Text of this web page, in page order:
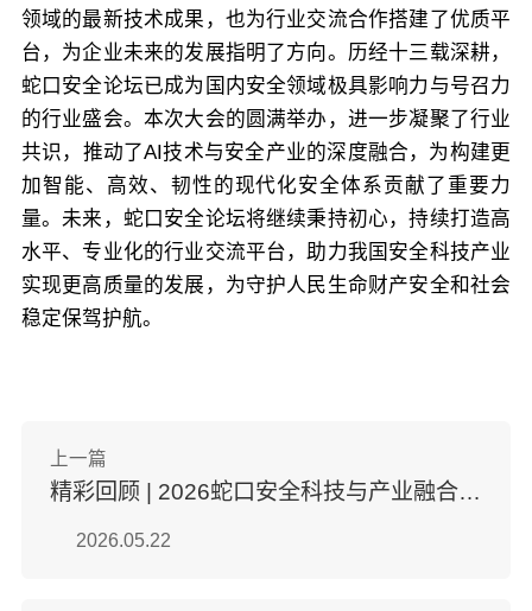
领域的最新技术成果，也为行业交流合作搭建了优质平
台，为企业未来的发展指明了方向。历经十三载深耕，
蛇口安全论坛已成为国内安全领域极具影响力与号召力
的行业盛会。本次大会的圆满举办，进一步凝聚了行业
共识，推动了AI技术与安全产业的深度融合，为构建更
加智能、高效、韧性的现代化安全体系贡献了重要力
量。未来，蛇口安全论坛将继续秉持初心，持续打造高
水平、专业化的行业交流平台，助力我国安全科技产业
实现更高质量的发展，为守护人民生命财产安全和社会
稳定保驾护航。
上一篇
精彩回顾 | 2026蛇口安全科技与产业融合大会暨第十三届蛇口安全论坛圆满落幕
2026.05.22